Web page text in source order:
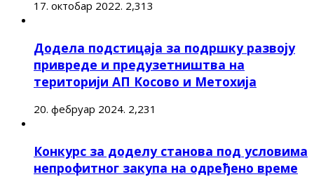
17. октобар 2022. 2,313
Додела подстицаја за подршку развоју
привреде и предузетништва на
територији АП Косово и Метохија
20. фебруар 2024. 2,231
Конкурс за доделу станова под условима
непрофитног закупа на одређено време